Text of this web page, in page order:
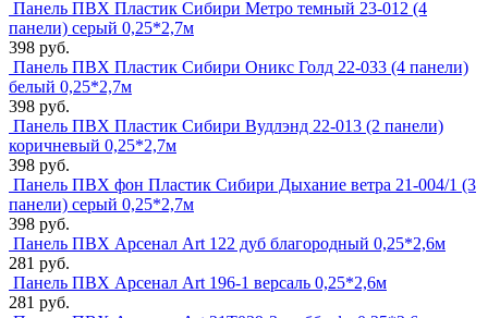
Панель ПВХ Пластик Сибири Метро темный 23-012 (4
панели) серый 0,25*2,7м
398 руб.
Панель ПВХ Пластик Сибири Оникс Голд 22-033 (4 панели)
белый 0,25*2,7м
398 руб.
Панель ПВХ Пластик Сибири Вудлэнд 22-013 (2 панели)
коричневый 0,25*2,7м
398 руб.
Панель ПВХ фон Пластик Сибири Дыхание ветра 21-004/1 (3
панели) серый 0,25*2,7м
398 руб.
Панель ПВХ Арсенал Art 122 дуб благородный 0,25*2,6м
281 руб.
Панель ПВХ Арсенал Art 196-1 версаль 0,25*2,6м
281 руб.